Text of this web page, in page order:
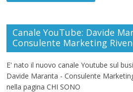
Canale YouTube: Davide
Consulente Marketing
E' nato il nuovo canale Youtube sul
Davide Maranta - Consulente
nella pagina CHI SONO